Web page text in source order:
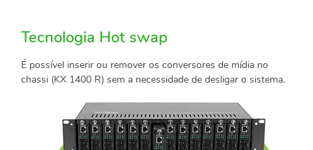
Tecnologia Hot swap
É possível inserir ou remover os conversores de mídia no
chassi (KX 1400 R) sem a necessidade de desligar o sistema.